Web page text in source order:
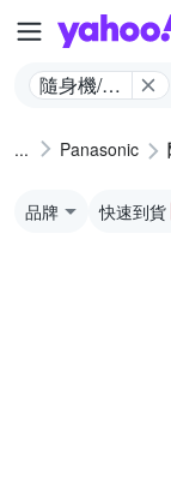
隨身機/類
Panasonic
品牌 快速到貨